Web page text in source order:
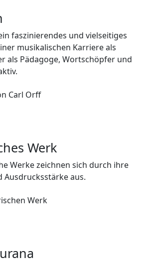
faszinierendes und vielseitiges
musikalischen Karriere als
als Pädagoge, Wortschöpfer und
Carl Orff
Werk
Werke zeichnen sich durch ihre
Ausdrucksstärke aus.
Werk